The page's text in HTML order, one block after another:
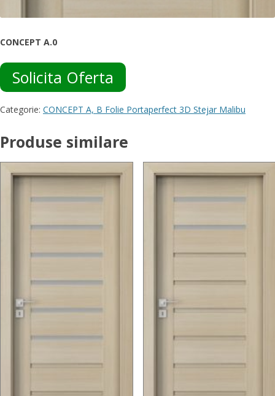
CONCEPT A.0
Solicita Oferta
Categorie: CONCEPT A, B Folie Portaperfect 3D Stejar Malibu
Produse similare